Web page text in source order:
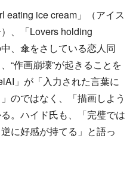
ice cream」（アイス
、「Lovers holding
、傘をさしている恋人同
“作画崩壊”が起きることを
」が「入力された言葉に
のではなく、「描画しよう
。ハイド氏も、「完璧では
に好感が持てる」と語っ